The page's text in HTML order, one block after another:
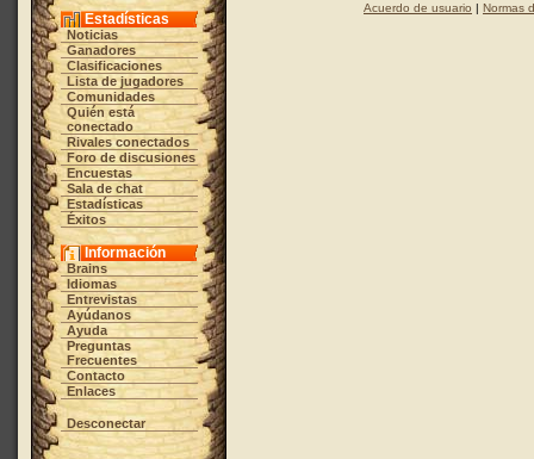
Estadísticas
Noticias
Ganadores
Clasificaciones
Lista de jugadores
Comunidades
Quién está
conectado
Rivales conectados
Foro de discusiones
Encuestas
Sala de chat
Estadísticas
Éxitos
Información
Brains
Idiomas
Entrevistas
Ayúdanos
Ayuda
Preguntas
Frecuentes
Contacto
Enlaces
Desconectar
Acuerdo de usuario | Normas